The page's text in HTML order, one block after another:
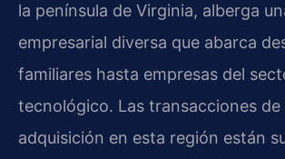
la península de Virginia, alberga
empresarial diversa que abarca
familiares hasta empresas del
tecnológico. Las transacciones
adquisición en esta región están